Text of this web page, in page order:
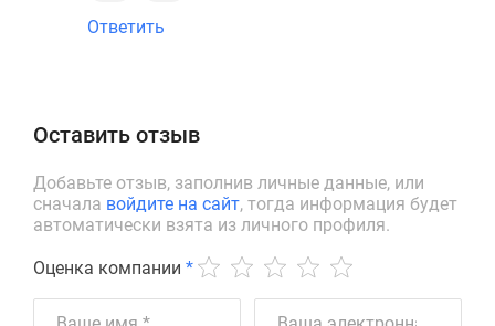
Ответить
Оставить отзыв
Добавьте отзыв, заполнив личные данные, или
сначала войдите на сайт, тогда информация будет
автоматически взята из личного профиля.
Оценка компании *